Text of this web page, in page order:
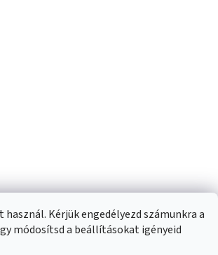
Kérjük engedélyezd számunkra a
módosítsd a beállításokat igényeid